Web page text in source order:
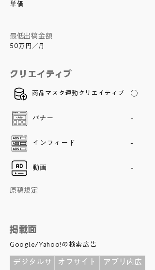
単価
​最低出稿金額
50万円／月
クリエイティブ
商品マスタ連動クリエイティブ ◯
バナー -
インフィード -
動画 -
原稿規定
掲載面
Google/Yahoo!の検索広告
デジタルサ
オフサイト
アプリ内広